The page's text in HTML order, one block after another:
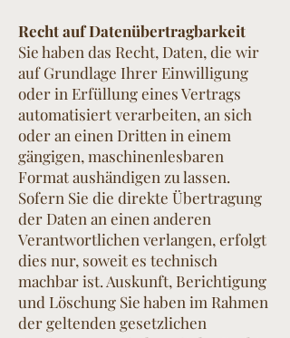
Recht auf Datenübertragbarkeit
Sie haben das Recht, Daten, die wir
auf Grundlage Ihrer Einwilligung
oder in Erfüllung eines Vertrags
automatisiert verarbeiten, an sich
oder an einen Dritten in einem
gängigen, maschinenlesbaren
Format aushändigen zu lassen.
Sofern Sie die direkte Übertragung
der Daten an einen anderen
Verantwortlichen verlangen, erfolgt
dies nur, soweit es technisch
machbar ist. Auskunft, Berichtigung
und Löschung Sie haben im Rahmen
der geltenden gesetzlichen